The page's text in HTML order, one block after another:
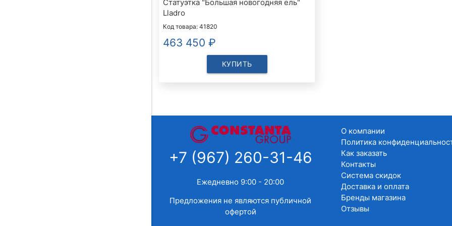
Статуэтка "Большая новогодняя ель"
Lladro
Код товара: 41820
463 450 ₽
КУПИТЬ
+7 (967) 260-31-46
Ежедневно 9:00 - 20:00
Предложения не являются публичной
офертой
О компании
Политика
Как заказать
Контакты
Система скидок
Доставка и оплата
Бренды магазина
Отзывы